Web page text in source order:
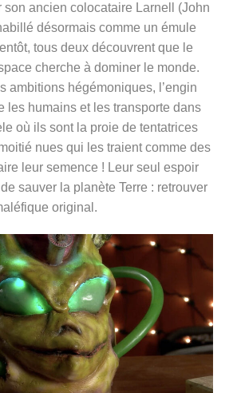
son ancien colocataire Larnell (John
désormais comme un émule
tous deux découvrent que le
cherche à dominer le monde.
ambitions hégémoniques, l’engin
les humains et les transporte dans
où ils sont la proie de tentatrices
nues qui les traient comme des
leur semence ! Leur seul espoir
sauver la planète Terre : retrouver
original.